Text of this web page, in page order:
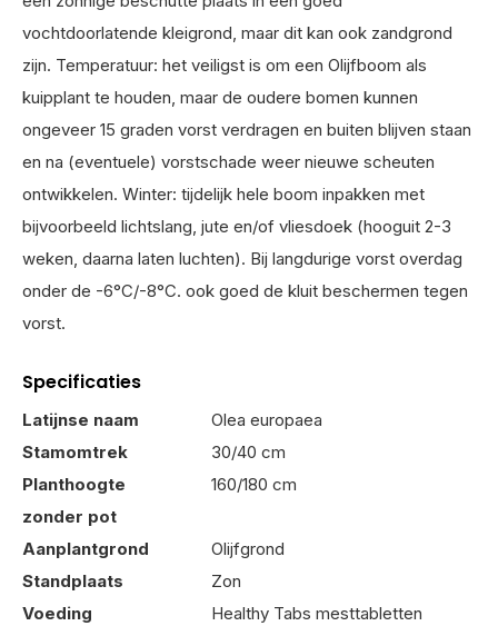
vochtdoorlatende kleigrond, maar dit kan ook zandgrond
zijn. Temperatuur: het veiligst is om een Olijfboom als
kuipplant te houden, maar de oudere bomen kunnen
ongeveer 15 graden vorst verdragen en buiten blijven staan
en na (eventuele) vorstschade weer nieuwe scheuten
ontwikkelen. Winter: tijdelijk hele boom inpakken met
bijvoorbeeld lichtslang, jute en/of vliesdoek (hooguit 2-3
weken, daarna laten luchten). Bij langdurige vorst overdag
onder de -6°C/-8°C. ook goed de kluit beschermen tegen
vorst.
Specificaties
Latijnse naam
Olea europaea
Stamomtrek
30/40 cm
Planthoogte
zonder pot
160/180 cm
Aanplantgrond
Olijfgrond
Standplaats
Zon
Voeding
Healthy Tabs mesttabletten